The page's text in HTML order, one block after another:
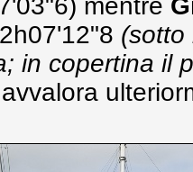
mentre
(sotto
in copertina il